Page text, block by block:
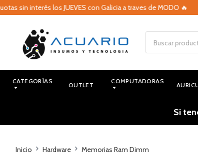
interés los JUEVES con Galicia a traves de MODO 🔥
CATEGORÍAS OUTLET COMPUTADORAS
Si
Inicio Hardware Memorias Ram Dimm